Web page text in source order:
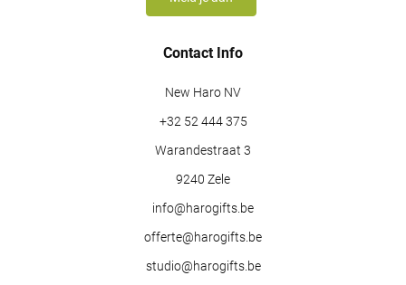
Contact Info
New Haro NV
+32 52 444 375
Warandestraat 3
9240 Zele
info@harogifts.be
offerte@harogifts.be
studio@harogifts.be